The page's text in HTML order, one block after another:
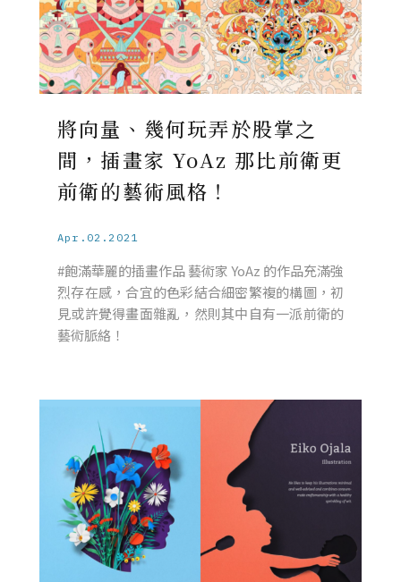
將向量、幾何玩弄於股掌之
間，插畫家 YoAz 那比前衛更
前衛的藝術風格！
Apr.02.2021
#飽滿華麗的插畫作品 藝術家 YoAz 的作品充滿強
烈存在感，合宜的色彩結合細密繁複的構圖，初
見或許覺得畫面雜亂，然則其中自有一派前衛的
藝術脈絡！